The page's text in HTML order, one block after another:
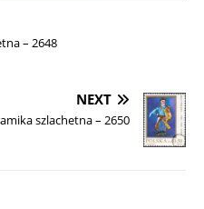
– 2648
NEXT
szlachetna – 2650